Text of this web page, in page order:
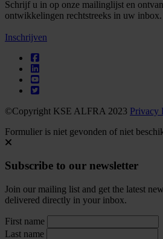
Schrijf u in op onze mailinglijst en
ontwikkelingen rechtstreeks in uw inbox.
Inschrijven
©Copyright KSE ALFRA 2023 Privacy
Formulier is niet gevonden of niet
Subscribe to our newsletter
Join our mailing list and get the latest
delivered directly in your inbox.
First name
Last name